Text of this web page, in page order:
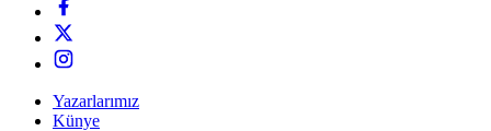
Yazarlarımız
Künye